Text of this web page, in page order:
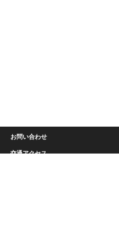
お問い合わせ
交通アクセス